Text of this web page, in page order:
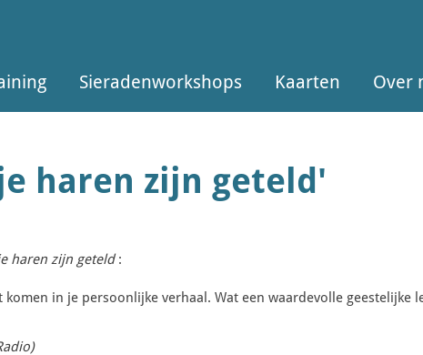
Sieradenworkshops Kaarten Over
haren zijn geteld'
haren zijn geteld:
in je persoonlijke verhaal. Wat een waardevolle geestelijke